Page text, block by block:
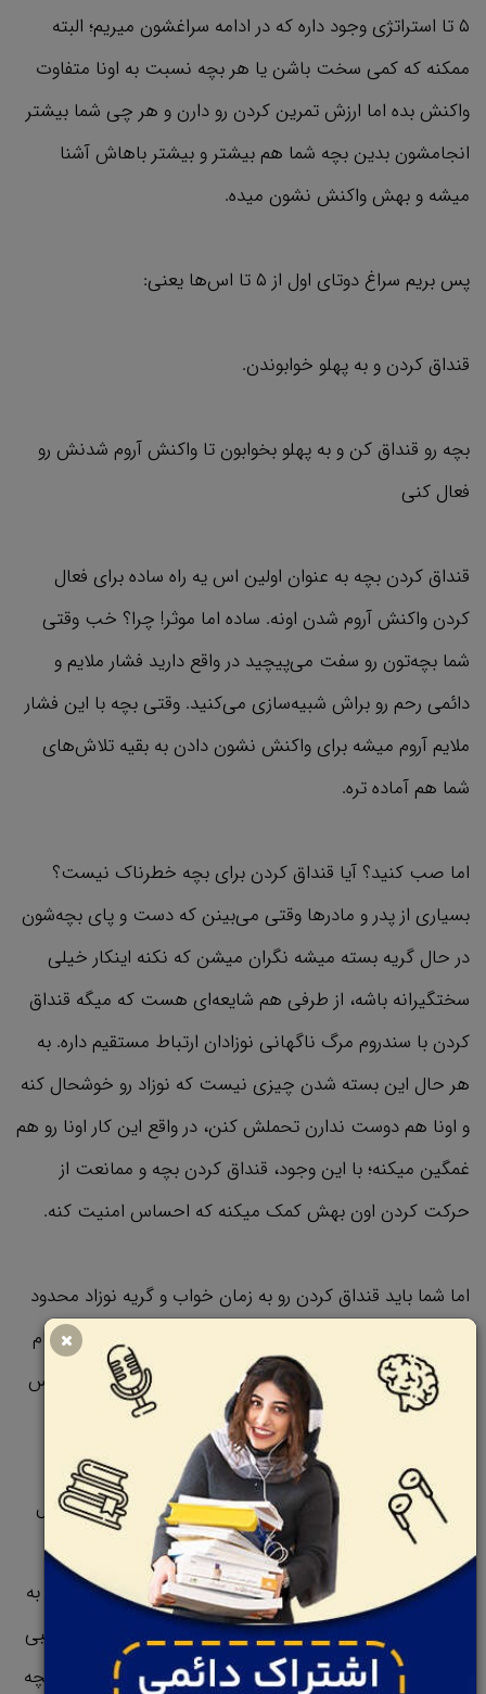
۵ تا استراتژی وجود داره که در ادامه سراغشون میریم؛ البته
ممکنه که کمی سخت باشن یا هر بچه نسبت به اونا متفاوت
واکنش بده اما ارزش تمرین کردن رو دارن و هر چی شما بیشتر
انجامشون بدین بچه شما هم بیشتر و بیشتر باهاش آشنا
میشه و بهش واکنش نشون میده.
پس بریم سراغ دوتای اول از ۵ تا اس‌ها یعنی:
قنداق کردن و به پهلو خوابوندن.
بچه رو قنداق کن و به پهلو بخوابون تا واکنش آروم شدنش رو
فعال کنی
قنداق کردن بچه به عنوان اولین اس یه راه ساده برای فعال
کردن واکنش آروم شدن اونه. ساده اما موثر! چرا؟ خب وقتی
شما بچه‌تون رو سفت می‌پیچید در واقع دارید فشار ملایم و
دائمی رحم رو براش شبیه‌سازی می‌کنید. وقتی بچه با این فشار
ملایم آروم میشه برای واکنش نشون دادن به بقیه تلاش‌های
شما هم آماده تره.
اما صب کنید؟ آیا قنداق کردن برای بچه خطرناک نیست؟
بسیاری از پدر و مادرها وقتی می‌بینن که دست و پای بچه‌شون
در حال گریه بسته میشه نگران میشن که نکنه اینکار خیلی
سختگیرانه باشه، از طرفی هم شایعه‌ای هست که میگه قنداق
کردن با سندروم مرگ ناگهانی نوزادان ارتباط مستقیم داره. به
هر حال این بسته شدن چیزی نیست که نوزاد رو خوشحال کنه
و اونا هم دوست ندارن تحملش کنن، در واقع این کار اونا رو هم
غمگین میکنه؛ با این وجود، قنداق کردن بچه و ممانعت از
حرکت کردن اون بهش کمک میکنه که احساس امنیت کنه.
اما شما باید قنداق کردن رو به زمان خواب و گریه نوزاد محدود
کنید و هر چی که بچه بزرگ‌تر میشه اون رو کمتر و کمتر انجام
بدین. اینکار به بچه اجازه میده که به بدن خودش کش و قوس
بده و جوری که می‌خواد حرکت کنه.
خیله خب، ممکنم هست که برای قنداق کردن بچه به مشکل
بخورید مثلا ثابت نمونه یا دوباره شروع به گریه کنه. برای
جلوگیری از این مشکلات از اس دوم کمک بگیرید: خوابوندن به
پهلو. وقتی شما بچه‌ای رو به پشت می‌خوابونید سیستم عصبی
اون ممکنه این وضعیت رو مشابه سقوط کردن فرض کنه و بچه